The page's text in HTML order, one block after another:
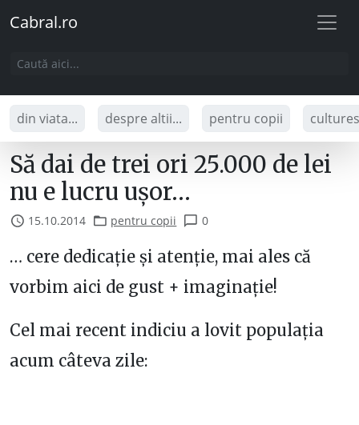
Cabral.ro
din viata... despre altii... pentru copii
Să dai de trei ori 25.000 de lei
nu e lucru ușor…
15.10.2014 pentru copii 0
… cere dedicație și atenție, mai ales că
vorbim aici de gust + imaginație!
Cel mai recent indiciu a lovit populația
acum câteva zile: